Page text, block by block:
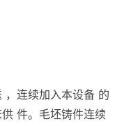
，连续加入本设备 的
件。毛坯铸件连续